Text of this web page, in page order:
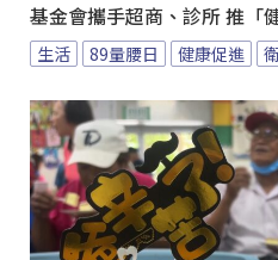
基金會攜手超商、診所 推「
生活 89量腰日 健康促進